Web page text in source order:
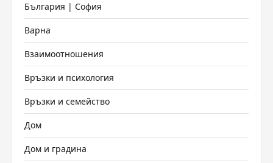
България | София
Варна
Взаимоотношения
Връзки и психология
Връзки и семейство
Дом
Дом и градина